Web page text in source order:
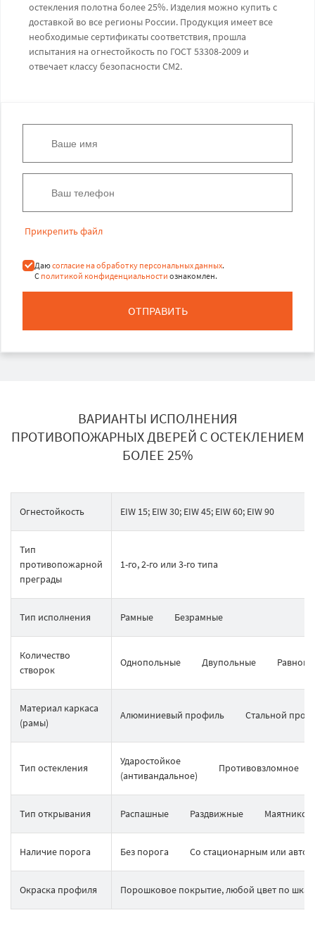
остекления полотна более 25%. Изделия можно купить с
доставкой во все регионы России. Продукция имеет все
необходимые сертификаты соответствия, прошла
испытания на огнестойкость по ГОСТ 53308-2009 и
отвечает классу безопасности СМ2.
ОТПРАВИТЬ
Прикрепить файл
Даюсогласие на обработку персональных данных.
С политикой конфиденциальности ознакомлен.
ВАРИАНТЫ ИСПОЛНЕНИЯ
ПРОТИВОПОЖАРНЫХ ДВЕРЕЙ С ОСТЕКЛЕНИЕМ
БОЛЕЕ 25%
Огнестойкость EIW 15; EIW 30; EIW 45; EIW 60; EIW 90
Тип
противопожарной
преграды
1-го, 2-го или 3-го типа
Тип исполнения Рамные Безрамные
Количество
створок
Однопольные Двупольные
Материал каркаса
(рамы)
Алюминиевый профиль Стальной
Тип остекления
Ударостойкое
(антивандальное)
Противовзломное
Тип открывания Распашные Раздвижные
Наличие порога Без порога Со стационарным или
Окраска профиля Порошковое покрытие, любой цвет по